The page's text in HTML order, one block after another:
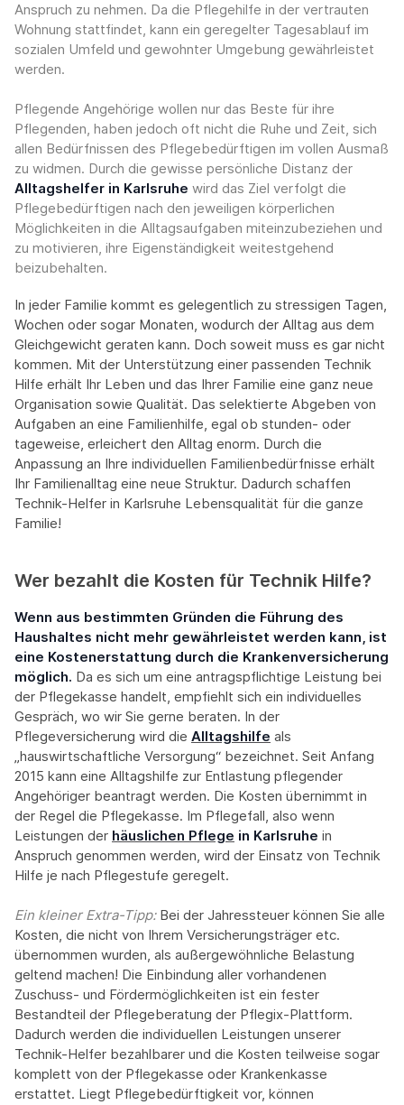
Anspruch zu nehmen. Da die Pflegehilfe in der vertrauten
Wohnung stattfindet, kann ein geregelter Tagesablauf im
sozialen Umfeld und gewohnter Umgebung gewährleistet
werden.
Pflegende Angehörige wollen nur das Beste für ihre
Pflegenden, haben jedoch oft nicht die Ruhe und Zeit, sich
allen Bedürfnissen des Pflegebedürftigen im vollen Ausmaß
zu widmen. Durch die gewisse persönliche Distanz der
Alltagshelfer in Karlsruhe wird das Ziel verfolgt die
Pflegebedürftigen nach den jeweiligen körperlichen
Möglichkeiten in die Alltagsaufgaben miteinzubeziehen und
zu motivieren, ihre Eigenständigkeit weitestgehend
beizubehalten.
In jeder Familie kommt es gelegentlich zu stressigen Tagen,
Wochen oder sogar Monaten, wodurch der Alltag aus dem
Gleichgewicht geraten kann. Doch soweit muss es gar nicht
kommen. Mit der Unterstützung einer passenden Technik
Hilfe erhält Ihr Leben und das Ihrer Familie eine ganz neue
Organisation sowie Qualität. Das selektierte Abgeben von
Aufgaben an eine Familienhilfe, egal ob stunden- oder
tageweise, erleichert den Alltag enorm. Durch die
Anpassung an Ihre individuellen Familienbedürfnisse erhält
Ihr Familienalltag eine neue Struktur. Dadurch schaffen
Technik-Helfer in Karlsruhe Lebensqualität für die ganze
Familie!
Wer bezahlt die Kosten für Technik Hilfe?
Wenn aus bestimmten Gründen die Führung des
Haushaltes nicht mehr gewährleistet werden kann, ist
eine Kostenerstattung durch die Krankenversicherung
möglich. Da es sich um eine antragspflichtige Leistung bei
der Pflegekasse handelt, empfiehlt sich ein individuelles
Gespräch, wo wir Sie gerne beraten. In der
Pflegeversicherung wird die Alltagshilfe als
„hauswirtschaftliche Versorgung“ bezeichnet. Seit Anfang
2015 kann eine Alltagshilfe zur Entlastung pflegender
Angehöriger beantragt werden. Die Kosten übernimmt in
der Regel die Pflegekasse. Im Pflegefall, also wenn
Leistungen der häuslichen Pflege in Karlsruhe in
Anspruch genommen werden, wird der Einsatz von Technik
Hilfe je nach Pflegestufe geregelt.
Ein kleiner Extra-Tipp:‍ Bei der Jahressteuer können Sie alle
Kosten, die nicht von Ihrem Versicherungsträger etc.
übernommen wurden, als außergewöhnliche Belastung
geltend machen! Die Einbindung aller vorhandenen
Zuschuss- und Fördermöglichkeiten ist ein fester
Bestandteil der Pflegeberatung der Pflegix-Plattform.
Dadurch werden die individuellen Leistungen unserer
Technik-Helfer bezahlbarer und die Kosten teilweise sogar
komplett von der Pflegekasse oder Krankenkasse
erstattet. Liegt Pflegebedürftigkeit vor, können